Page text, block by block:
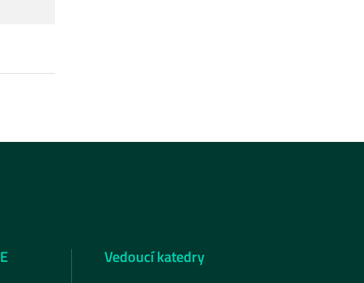
Vedoucí katedry